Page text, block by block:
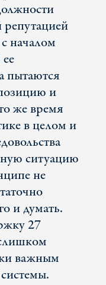
началом
пытаются
и
же время
в целом и
ситуацию
не
и думать.
27
важным